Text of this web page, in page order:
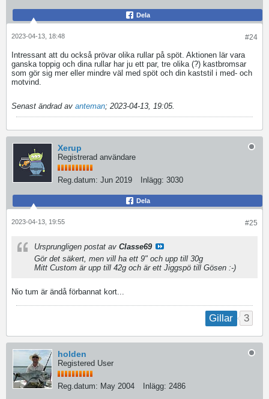
Dela
#24
2023-04-13, 18:48
Intressant att du också prövar olika rullar på spöt. Aktionen lär vara
ganska toppig och dina rullar har ju ett par, tre olika (?) kastbromsar
som gör sig mer eller mindre väl med spöt och din kaststil i med- och
motvind.
Senast ändrad av anteman; 2023-04-13, 19:05.
Xerup
Registrerad användare
Reg.datum: Jun 2019 Inlägg: 3030
Dela
#25
2023-04-13, 19:55
Ursprungligen postat av Classe69
Gör det säkert, men vill ha ett 9" och upp till 30g
Mitt Custom är upp till 42g och är ett Jiggspö till Gösen :-)
Nio tum är ändå förbannat kort...
Gillar 3
holden
Registered User
Reg.datum: May 2004 Inlägg: 2486